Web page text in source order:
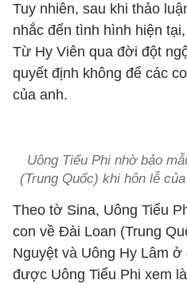
Tuy nhiên, sau khi thảo
nhắc đến tình hình hiện
Từ Hy Viên qua đời đột
quyết định không để các
của anh.
Uông Tiểu Phi nhờ bảo
(Trung Quốc) khi hôn lễ
Theo tờ Sina, Uông Tiểu
con về Đài Loan (Trung
Nguyệt và Uông Hy Lâm
được Uông Tiểu Phi xem